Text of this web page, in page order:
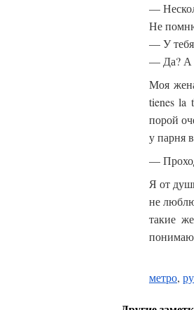
—
Не
— У тебя
— Да? А
Моя
tienes la
порой
у парня
—
Я от
не
такие
метро,